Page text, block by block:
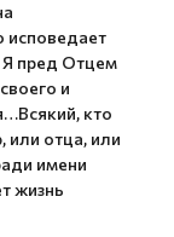
исповедает
пред Отцем
и
кто
или отца, или
имени
жизнь